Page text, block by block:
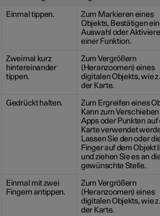
Einmal tippen.
Zum Markieren eines
Objekts, Bestätigen
Auswahl oder
einer Funktion.
Zweimal kurz
hintereinander
tippen.
Zum Vergrößern
(Heranzoomen) eines
digitalen Objekts, wie
der Karte.
Gedrückt halten.
Zum Ergreifen eines
Kann zum Verschieben
Apps oder Punkten auf
Karte verwendet
Lassen Sie den oder
Finger auf dem Objekt
und ziehen Sie es an
gewünschte Stelle.
Einmal mit zwei
Fingern antippen.
Zum Vergrößern
(Heranzoomen) eines
digitalen Objekts, wie
der Karte.